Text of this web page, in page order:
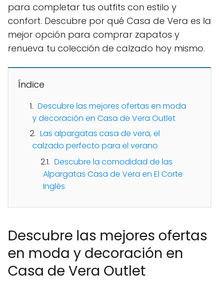
para completar tus outfits con estilo y
confort. Descubre por qué Casa de Vera es la
mejor opción para comprar zapatos y
renueva tu colección de calzado hoy mismo.
Índice
Descubre las mejores ofertas en moda
y decoración en Casa de Vera Outlet
Las alpargatas casa de vera, el
calzado perfecto para el verano
Descubre la comodidad de las
Alpargatas Casa de Vera en El Corte
Inglés
Descubre las mejores ofertas
en moda y decoración en
Casa de Vera Outlet